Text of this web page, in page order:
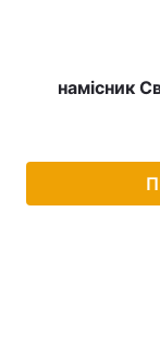
намісник